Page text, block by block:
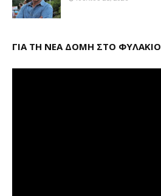
ΓΙΑ ΤΗ ΝΕΑ ΔΟΜΗ ΣΤΟ ΦΥΛΑΚΙΟ